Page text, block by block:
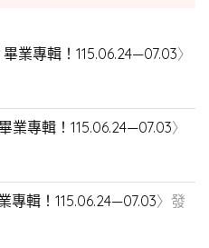
畢業專輯！115.06.24—07.03〉
業專輯！115.06.24—07.03〉
專輯！115.06.24—07.03〉發